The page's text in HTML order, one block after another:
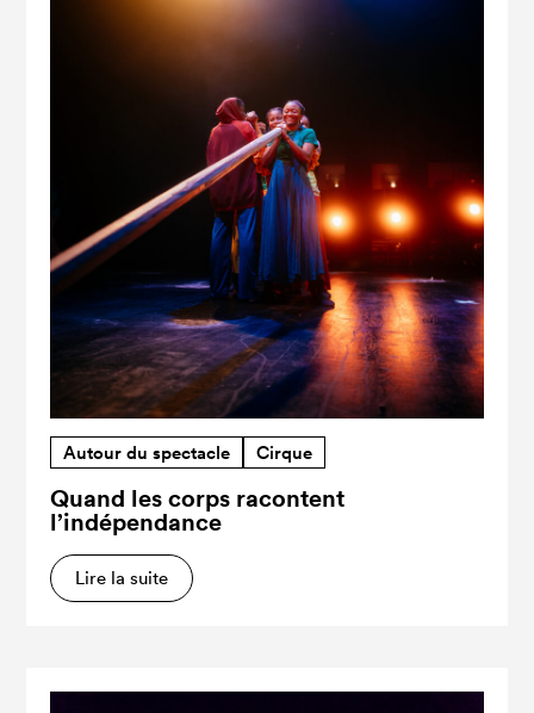
Autour du spectacle Cirque
Quand les corps racontent
l’indépendance
Lire la suite